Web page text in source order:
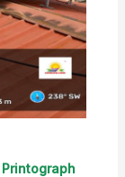
Printograph